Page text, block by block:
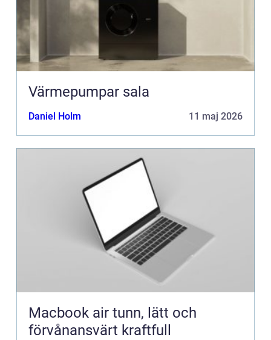
Värmepumpar sala
Daniel Holm 11 maj 2026
Macbook air tunn, lätt och
förvånansvärt kraftfull